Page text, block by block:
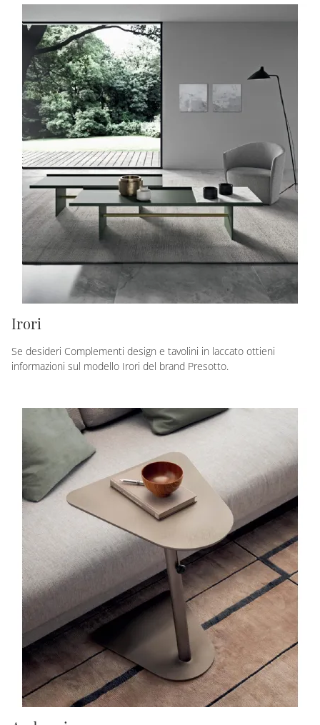
Irori
Se desideri Complementi design e tavolini in laccato ottieni
informazioni sul modello Irori del brand Presotto.